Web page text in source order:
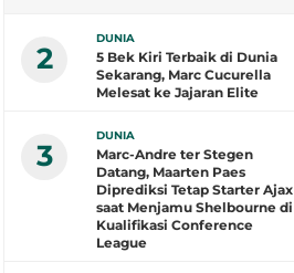
2
DUNIA
5 Bek Kiri Terbaik di Dunia
Sekarang, Marc Cucurella
Melesat ke Jajaran Elite
3
DUNIA
Marc-Andre ter Stegen
Datang, Maarten Paes
Diprediksi Tetap Starter Ajax
saat Menjamu Shelbourne di
Kualifikasi Conference
League